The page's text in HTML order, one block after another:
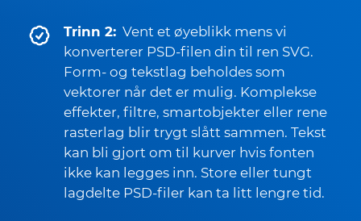
Trinn 2: Vent et øyeblikk mens vi
konverterer PSD-filen din til ren SVG.
Form- og tekstlag beholdes som
vektorer når det er mulig. Komplekse
effekter, filtre, smartobjekter eller rene
rasterlag blir trygt slått sammen. Tekst
kan bli gjort om til kurver hvis fonten
ikke kan legges inn. Store eller tungt
lagdelte PSD-filer kan ta litt lengre tid.